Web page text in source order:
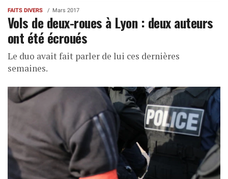
FAITS DIVERS Mars 2017
Vols de deux-roues à Lyon : deux auteurs
ont été écroués
Le duo avait fait parler de lui ces dernières
semaines.